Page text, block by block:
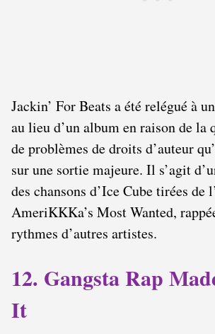
Jackin’ For Beats a été relégué à
au lieu d’un album en raison de
de problèmes de droits d’auteur
sur une sortie majeure. Il s’agit
des chansons d’Ice Cube tirées de
AmeriKKKa’s Most Wanted,
rythmes d’autres artistes.
12. Gangsta Rap
It